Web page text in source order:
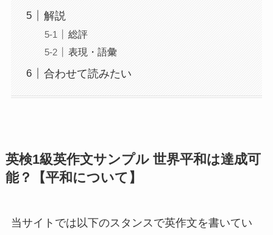
解説
総評
表現・語彙
合わせて読みたい
英検1級英作文サンプル 世界平和は達成可
能？【平和について】
当サイトでは以下のスタンスで英作文を書いてい